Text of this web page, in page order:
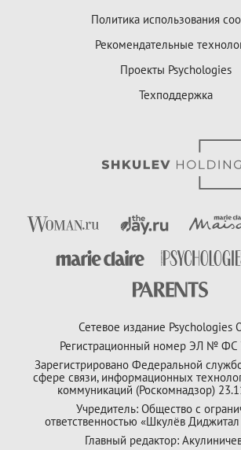
Политика использования
Рекомендательные
Проекты Psychologies
Техподдержка
Сетевое издание Psychologies
Регистрационный номер ЭЛ № ФС
Зарегистрировано Федеральной
сфере связи, информационных
коммуникаций (Роскомнадзор)
Учредитель: Общество с
ответственностью «Шкулёв
Главный редактор: